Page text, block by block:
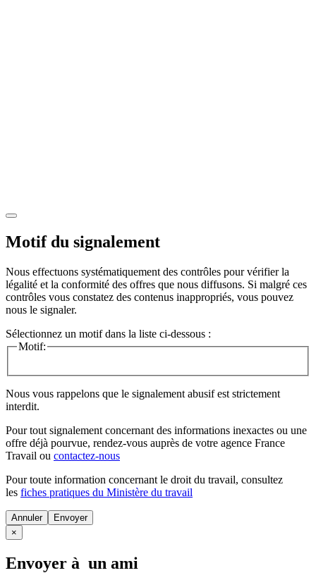
Motif du signalement
Nous effectuons systématiquement des contrôles pour vérifier la
légalité et la conformité des offres que nous diffusons. Si malgré ces
contrôles vous constatez des contenus inappropriés, vous pouvez
nous le signaler.
Sélectionnez un motif dans la liste ci-dessous :
Motif:
Nous vous rappelons que le signalement abusif est strictement
interdit.
Pour tout signalement concernant des informations inexactes ou une
offre déjà pourvue, rendez-vous auprès de votre agence France
Travail ou contactez-nous
Pour toute information concernant le droit du travail, consultez
les fiches pratiques du Ministère du travail
Annuler
×
Envoyer à un ami